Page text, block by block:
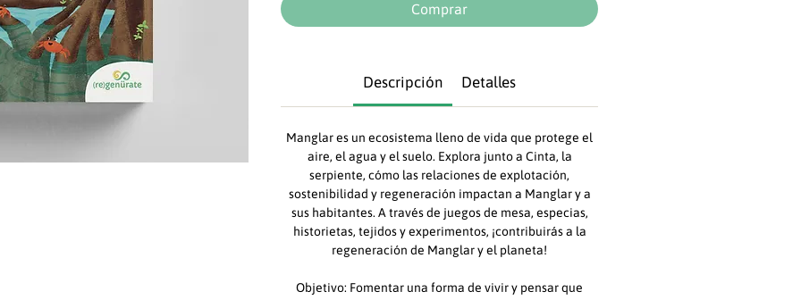
Comprar
Descripción Detalles
Manglar es un ecosistema lleno de vida que protege el
aire, el agua y el suelo. Explora junto a Cinta, la
serpiente, cómo las relaciones de explotación,
sostenibilidad y regeneración impactan a Manglar y a
sus habitantes. A través de juegos de mesa, especias,
historietas, tejidos y experimentos, ¡contribuirás a la
regeneración de Manglar y el planeta!
Objetivo: Fomentar una forma de vivir y pensar que